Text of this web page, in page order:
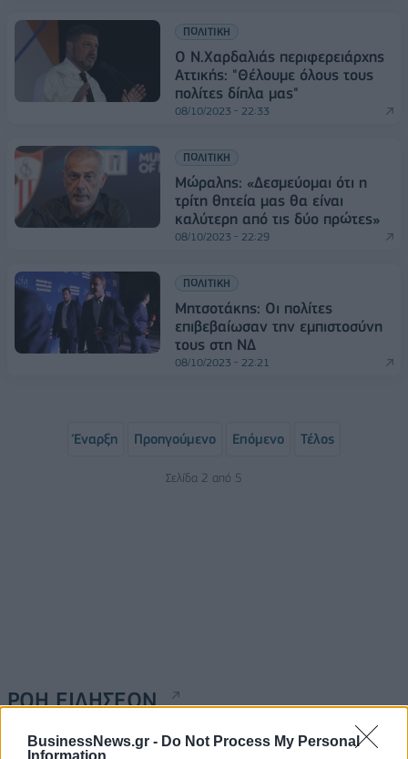
BusinessNews.gr - Do Not Process My Personal
Information
ΠΟΛΙΤΙΚΗ
Ο Ν.Χαρδαλιάς περιφερειάρχης
Αττικής: "Θέλουμε όλους τους
πολίτες δίπλα μας"
08/10/2023 - 22:33
ΠΟΛΙΤΙΚΗ
Μώραλης: «Δεσμεύομαι ότι η
τρίτη θητεία μας θα είναι
καλύτερη από τις δύο πρώτες»
08/10/2023 - 22:29
ΠΟΛΙΤΙΚΗ
Μητσοτάκης: Οι πολίτες
επιβεβαίωσαν την εμπιστοσύνη
τους στη ΝΔ
08/10/2023 - 22:21
Έναρξη Προηγούμενο Επόμενο Τέλος
Σελίδα 2 από 5
ΡΟΗ ΕΙΔΗΣΕΩΝ